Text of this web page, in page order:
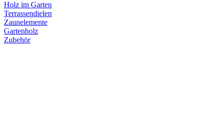
Holz im Garten
Terrassendielen
Zaunelemente
Gartenholz
Zubehör